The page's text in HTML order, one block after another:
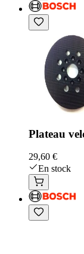
Plateau
29,60 €
En stock